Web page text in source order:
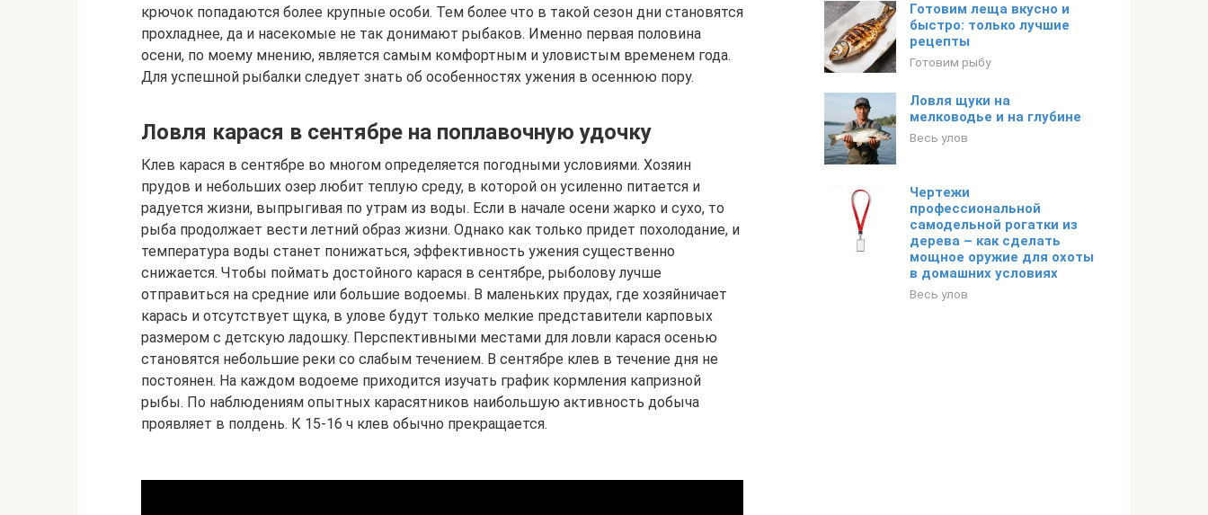
крючок попадаются более крупные особи. Тем более что в такой сезон дни становятся
прохладнее, да и насекомые не так донимают рыбаков. Именно первая половина
осени, по моему мнению, является самым комфортным и уловистым временем года.
Для успешной рыбалки следует знать об особенностях ужения в осеннюю пору.
Ловля карася в сентябре на поплавочную удочку
Клев карася в сентябре во многом определяется погодными условиями. Хозяин
прудов и небольших озер любит теплую среду, в которой он усиленно питается и
радуется жизни, выпрыгивая по утрам из воды. Если в начале осени жарко и сухо, то
рыба продолжает вести летний образ жизни. Однако как только придет похолодание, и
температура воды станет понижаться, эффективность ужения существенно
снижается. Чтобы поймать достойного карася в сентябре, рыболову лучше
отправиться на средние или большие водоемы. В маленьких прудах, где хозяйничает
карась и отсутствует щука, в улове будут только мелкие представители карповых
размером с детскую ладошку. Перспективными местами для ловли карася осенью
становятся небольшие реки со слабым течением. В сентябре клев в течение дня не
постоянен. На каждом водоеме приходится изучать график кормления капризной
рыбы. По наблюдениям опытных карасятников наибольшую активность добыча
проявляет в полдень. К 15-16 ч клев обычно прекращается.
Готовим леща вкусно и
быстро: только лучшие
рецепты
Готовим рыбу
Ловля щуки на
мелководье и на глубине
Весь улов
Чертежи
профессиональной
самодельной рогатки из
дерева – как сделать
мощное оружие для охоты
в домашних условиях
Весь улов